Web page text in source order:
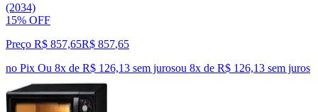
(2034)
15% OFF
Preço R$ 857,65R$ 857,65
no Pix Ou 8x de R$ 126,13 sem jurosou 8x de R$ 126,13 sem juros